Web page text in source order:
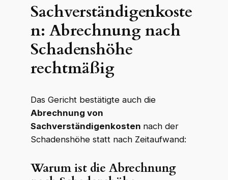
Sachverständigenkoste
n: Abrechnung nach
Schadenshöhe
rechtmäßig
Das Gericht bestätigte auch die
Abrechnung von
Sachverständigenkosten nach der
Schadenshöhe statt nach Zeitaufwand:
Warum ist die Abrechnung